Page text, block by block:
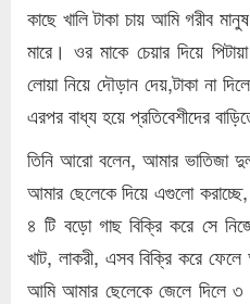
কাছে খালি টাকা চায় আমি গরীব
মারে। ওর মাকে চেয়ার দিয়ে
লোয়া নিয়ে দৌড়ান দেয়,টাকা না
এরপর বাধ্য হয়ে প্রতিবেশীদের
তিনি আরো বলেন, আমার ভাতিজা
আমার ছেলেকে দিয়ে এগুলো
৪ টি বড়ো গাছ বিক্রি করে সে
খাট, লাকরী, এসব বিক্রি করে ফেলে
আমি আমার ছেলেকে জেলে দিলে ৩